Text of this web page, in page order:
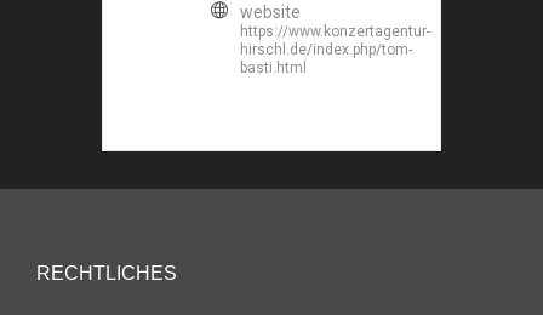
website
https://www.konzertagentur-
hirschl.de/index.php/tom-
basti.html
RECHTLICHES